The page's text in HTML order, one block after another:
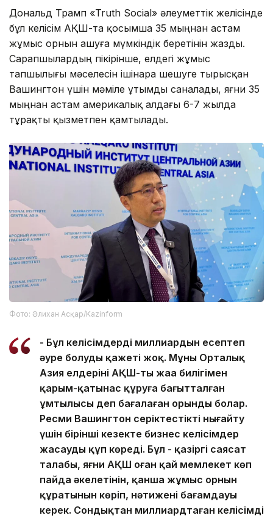
Дональд Трамп «Truth Social» әлеуметтік желісінде
бұл келісім АҚШ-та қосымша 35 мыңнан астам
жұмыс орнын ашуға мүмкіндік беретінін жазды.
Сарапшылардың пікірінше, елдегі жұмыс
тапшылығы мәселесін ішінара шешуге тырысқан
Вашингтон үшін мәміле ұтымды саналады, яғни 35
мыңнан астам америкалық алдағы 6-7 жылда
тұрақты қызметпен қамтылады.
Фото: Әлихан Асқар/Kazinform
- Бұл келісімдердің миллиардын есептеп
әуре болудың қажеті жоқ. Мұны Орталық
Азия елдерінің АҚШ-тың жаңа билігімен
қарым-қатынас құруға бағытталған
ұмтылысы деп бағалаған орынды болар.
Ресми Вашингтон серіктестікті нығайту
үшін бірінші кезекте бизнес келісімдер
жасауды құп көреді. Бұл - қазіргі саясат
талабы, яғни АҚШ оған қай мемлекет көп
пайда әкелетінін, қанша жұмыс орнын
құратынын көріп, нәтижені бағамдауы
керек. Сондықтан миллиардтаған келісімді